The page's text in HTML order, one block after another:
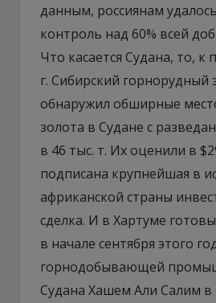
данным, россиянам
контроль над 60% всей
Что касается Судана, то, к
г. Сибирский горнорудный
обнаружил обширные
золота в Судане с
в 46 тыс. т. Их оценили в
подписана крупнейшая в
африканской страны
сделка. И в Хартуме
в начале сентября этого
горнодобывающей
Судана Хашем Али Салим в